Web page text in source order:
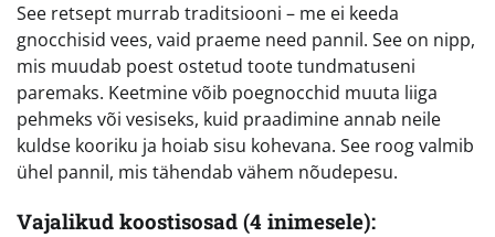
See retsept murrab traditsiooni – me ei keeda
gnocchisid vees, vaid praeme need pannil. See on nipp,
mis muudab poest ostetud toote tundmatuseni
paremaks. Keetmine võib poegnocchid muuta liiga
pehmeks või vesiseks, kuid praadimine annab neile
kuldse kooriku ja hoiab sisu kohevana. See roog valmib
ühel pannil, mis tähendab vähem nõudepesu.
Vajalikud koostisosad (4 inimesele):